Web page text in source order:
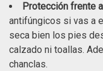
Protección frente
antifúngicos si vas a
seca bien los pies
calzado ni toallas.
chanclas.